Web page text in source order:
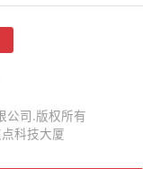
司.版权所有
科技大厦